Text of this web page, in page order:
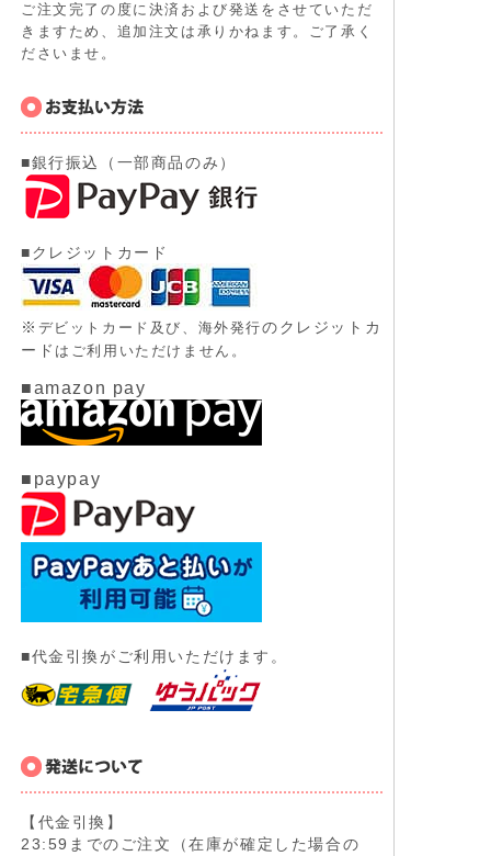
ご注文完了の度に決済および発送をさせていただ
きますため、追加注文は承りかねます。ご了承く
ださいませ。
■銀行振込（一部商品のみ）
■クレジットカード
※ デビットカード及び、 海外発行のクレジットカ
ード はご利用いただけません。
■amazon pay
■paypay
■代金引換がご利用いただけます。
【代金引換】
23:59までのご注文（在庫が確定した場合の